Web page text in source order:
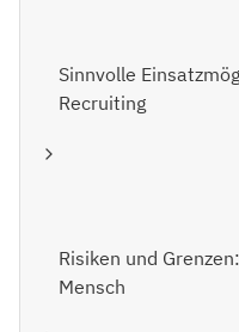
Sinnvolle
Recruiting
Risiken und
Mensch